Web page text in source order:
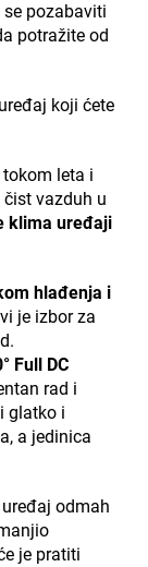
pozabaviti
potražite od
koji ćete
leta i
vazduh u
klima uređaji
hlađenja i
je izbor za
Full DC
rad i
glatko i
a jedinica
odmah
je pratiti